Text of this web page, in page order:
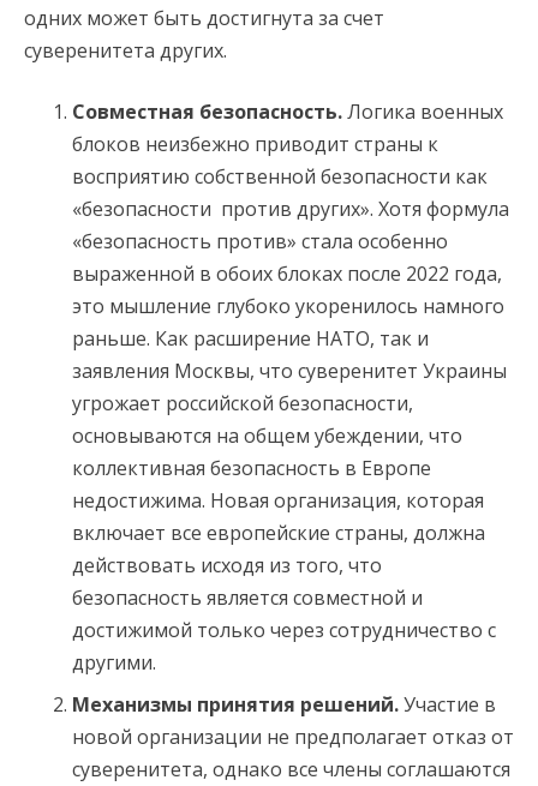
одних может быть достигнута за счет
суверенитета других.
Совместная безопасность.Логика военных
блоков неизбежно приводит страны к
восприятию собственной безопасности как
«безопасности против других». Хотя формула
«безопасность против» стала особенно
выраженной в обоих блоках после 2022 года,
это мышление глубоко укоренилось намного
раньше. Как расширение НАТО, так и
заявления Москвы, что суверенитет Украины
угрожает российской безопасности,
основываются на общем убеждении, что
коллективная безопасность в Европе
недостижима. Новая организация, которая
включает все европейские страны, должна
действовать исходя из того, что
безопасность является совместной и
достижимой только через сотрудничество с
другими.
Механизмы принятия решений.Участие в
новой организации не предполагает отказ от
суверенитета, однако все члены соглашаются